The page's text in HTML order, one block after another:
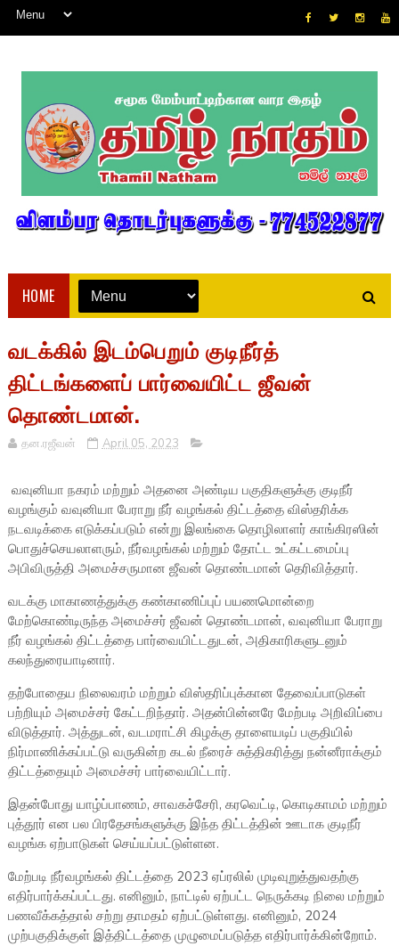
HOME
வடக்கில் இடம்பெறும் குடிநீர்த்
திட்டங்களைப் பார்வையிட்ட ஜீவன்
தொண்டமான்.
தன.ரஜீவன் April 05, 2023
வவுனியா நகரம் மற்றும் அதனை அண்டிய பகுதிகளுக்கு குடிநீர்
வழங்கும் வவுனியா பேராறு நீர் வழங்கல் திட்டத்தை விஸ்தரிக்க
நடவடிக்கை எடுக்கப்படும் என்று இலங்கை தொழிலாளர் காங்கிரஸின்
பொதுச்செயலாளரும், நீர்வழங்கல் மற்றும் தோட்ட உட்கட்டமைப்பு
அபிவிருத்தி அமைச்சருமான ஜீவன் தொண்டமான் தெரிவித்தார்.
வடக்கு மாகாணத்துக்கு கண்காணிப்புப் பயணமொன்றை
மேற்கொண்டிருந்த அமைச்சர் ஜீவன் தொண்டமான், வவுனியா பேராறு
நீர் வழங்கல் திட்டத்தை பார்வையிட்டதுடன், அதிகாரிகளுடனும்
கலந்துரையாடினார்.
தற்போதைய நிலைவரம் மற்றும் விஸ்தரிப்புக்கான தேவைப்பாடுகள்
பற்றியும் அமைச்சர் கேட்டறிந்தார். அதன்பின்னரே மேற்படி அறிவிப்பை
விடுத்தார். அத்துடன், வடமராட்சி கிழக்கு தாளையடிப் பகுதியில்
நிர்மாணிக்கப்பட்டு வருகின்ற கடல் நீரைச் சுத்திகரித்து நன்னீராக்கும்
திட்டத்தையும் அமைச்சர் பார்வையிட்டார்.
இதன்போது யாழ்ப்பாணம், சாவகச்சேரி, கரவெட்டி, கொடிகாமம் மற்றும்
புத்தூர் என பல பிரதேசங்களுக்கு இந்த திட்டத்தின் ஊடாக குடிநீர்
வழங்க ஏற்பாடுகள் செய்யப்பட்டுள்ளன.
மேற்படி நீர்வழங்கல் திட்டத்தை 2023 ஏப்ரலில் முடிவுறுத்துவதற்கு
எதிர்பார்க்கப்பட்டது. எனினும், நாட்டில் ஏற்பட்ட நெருக்கடி நிலை மற்றும்
பணவீக்கத்தால் சற்று தாமதம் ஏற்பட்டுள்ளது. எனினும், 2024
முற்பகுதிக்குள் இத்திட்டத்தை முழுமைப்படுத்த எதிர்பார்க்கின்றோம்.